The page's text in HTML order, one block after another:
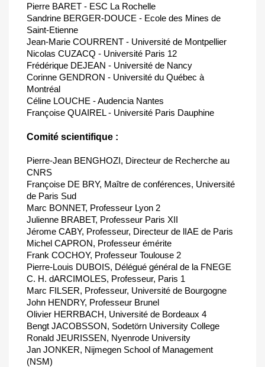
Pierre BARET - ESC La Rochelle
Sandrine BERGER-DOUCE - Ecole des Mines de
Saint-Etienne
Jean-Marie COURRENT - Université de Montpellier
Nicolas CUZACQ - Université Paris 12
Frédérique DEJEAN - Université de Nancy
Corinne GENDRON - Université du Québec à
Montréal
Céline LOUCHE - Audencia Nantes
Françoise QUAIREL - Université Paris Dauphine
Comité scientifique :
Pierre-Jean BENGHOZI, Directeur de Recherche au
CNRS
Françoise DE BRY, Maître de conférences, Université
de Paris Sud
Marc BONNET, Professeur Lyon 2
Julienne BRABET, Professeur Paris XII
Jérome CABY, Professeur, Directeur de lIAE de Paris
Michel CAPRON, Professeur émérite
Frank COCHOY, Professeur Toulouse 2
Pierre-Louis DUBOIS, Délégué général de la FNEGE
C. H. dARCIMOLES, Professeur, Paris 1
Marc FILSER, Professeur, Université de Bourgogne
John HENDRY, Professeur Brunel
Olivier HERRBACH, Université de Bordeaux 4
Bengt JACOBSSON, Sodetörn University College
Ronald JEURISSEN, Nyenrode University
Jan JONKER, Nijmegen School of Management
(NSM)